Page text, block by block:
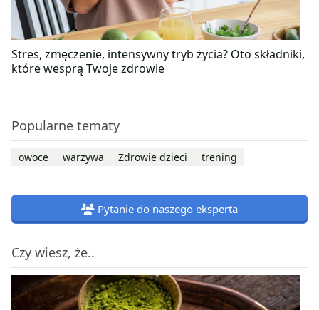
Stres, zmęczenie, intensywny tryb życia? Oto składniki,
które wesprą Twoje zdrowie
Popularne tematy
owoce warzywa Zdrowie dzieci trening
Pytanie do naszego eksperta
Czy wiesz, że..